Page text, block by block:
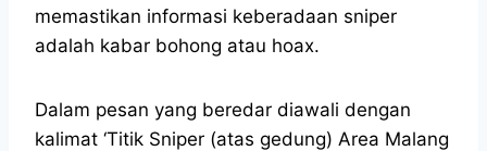
memastikan informasi keberadaan sniper
adalah kabar bohong atau hoax.
Dalam pesan yang beredar diawali dengan
kalimat ‘Titik Sniper (atas gedung) Area Malang